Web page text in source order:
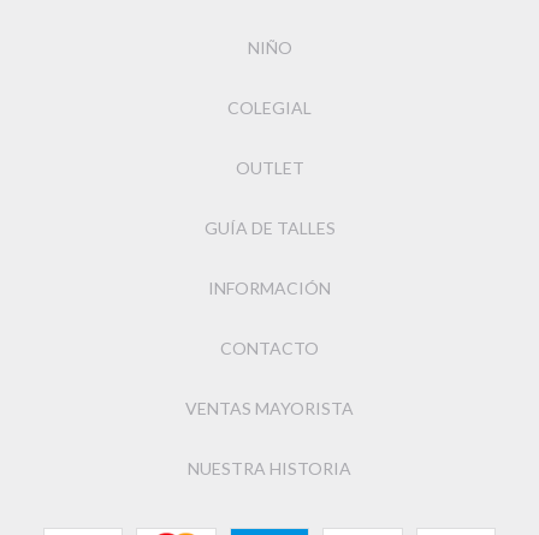
NIÑO
COLEGIAL
OUTLET
GUÍA DE TALLES
INFORMACIÓN
CONTACTO
VENTAS MAYORISTA
NUESTRA HISTORIA